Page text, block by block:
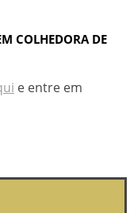
COLHEDORA DE
e entre em